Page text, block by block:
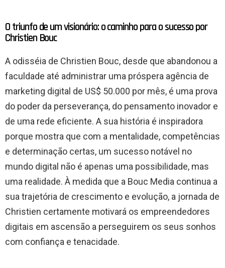
O triunfo de um visionário: o caminho para o sucesso por
Christien Bouc
A odisséia de Christien Bouc, desde que abandonou a
faculdade até administrar uma próspera agência de
marketing digital de US$ 50.000 por mês, é uma prova
do poder da perseverança, do pensamento inovador e
de uma rede eficiente. A sua história é inspiradora
porque mostra que com a mentalidade, competências
e determinação certas, um sucesso notável no
mundo digital não é apenas uma possibilidade, mas
uma realidade. À medida que a Bouc Media continua a
sua trajetória de crescimento e evolução, a jornada de
Christien certamente motivará os empreendedores
digitais em ascensão a perseguirem os seus sonhos
com confiança e tenacidade.